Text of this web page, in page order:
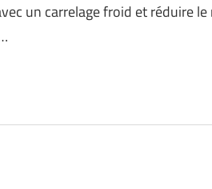
un carrelage froid et réduire